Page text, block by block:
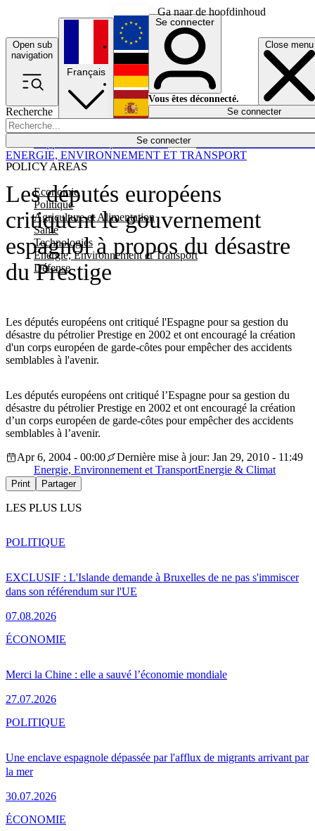
Ga naar de hoofdinhoud
Open sub
navigation
Close menu
Recherche
Se connecter
POLICY AREAS
Economie
Politique
Agriculture et Alimentation
Santé
Technologies
Energie, Environnement et Transport
Défense
Économie
Français
English
Deutsch
Español
Se connecter
Vous êtes déconnecté.
Se connecter
Les députés européens
critiquent le gouvernement
espagnol à propos du désastre
du Prestige
Les députés européens ont critiqué l'Espagne pour sa gestion du
désastre du pétrolier Prestige en 2002 et ont encouragé la création
d'un corps européen de garde-côtes pour empêcher des accidents
semblables à l'avenir.
ENERGIE, ENVIRONNEMENT ET TRANSPORT
Les députés européens ont critiqué l’Espagne pour sa gestion du
désastre du pétrolier Prestige en 2002 et ont encouragé la création
d’un corps européen de garde-côtes pour empêcher des accidents
semblables à l’avenir.
Apr 6, 2004 - 00:00
Dernière mise à jour: Jan 29, 2010 - 11:49
Energie, Environnement et TransportEnergie & Climat
Print Partager
LES PLUS LUS
EXCLUSIF : L'Islande demande à Bruxelles de ne pas s'immiscer
dans son référendum sur l'UE
07.08.2026
POLITIQUE
Merci la Chine : elle a sauvé l’économie mondiale
27.07.2026
ÉCONOMIE
Une enclave espagnole dépassée par l'afflux de migrants arrivant par
la mer
30.07.2026
POLITIQUE
ÉCONOMIE